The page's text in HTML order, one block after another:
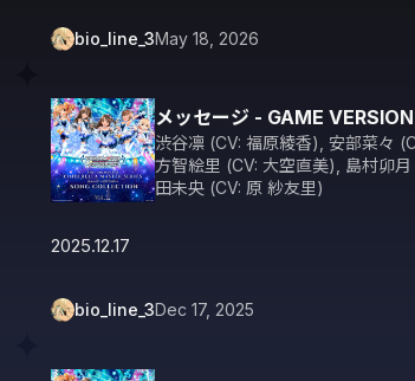
bio_line_3May 18, 2026
メッセージ - GAME VERSION
渋谷凛 (CV: 福原綾香) 安部菜々
方智絵里 (CV: 大空直美)
島村卯
田未央 (CV: 原 紗友里)
2025.12.17
bio_line_3Dec 17, 2025